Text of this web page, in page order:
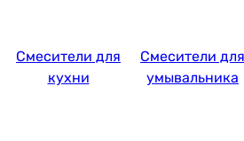
Смесители для
кухни
Смесители для
умывальника